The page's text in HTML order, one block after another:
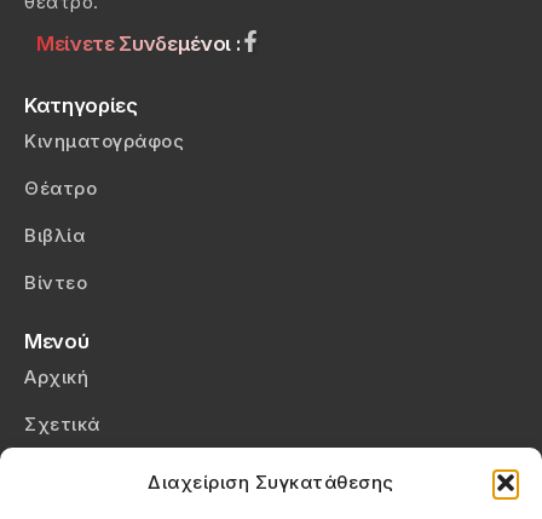
Διαχείριση Συγκατάθεσης
Μείνετε Συνδεμένοι :
Κατηγορίες
Κινηματογράφος
Θέατρο
Βιβλία
Βίντεο
Μενού
Αρχική
Σχετικά